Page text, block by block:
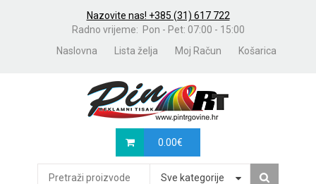
Nazovite nas! +385 (31) 617 722
Radno vrijeme: Pon - Pet: 07:00 - 15:00
Naslovna
Lista želja Moj Račun Košarica
0.00€
Sve kategorije